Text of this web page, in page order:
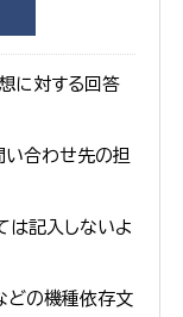
に対する回答
い合わせ先の担
は記入しないよ
どの機種依存文